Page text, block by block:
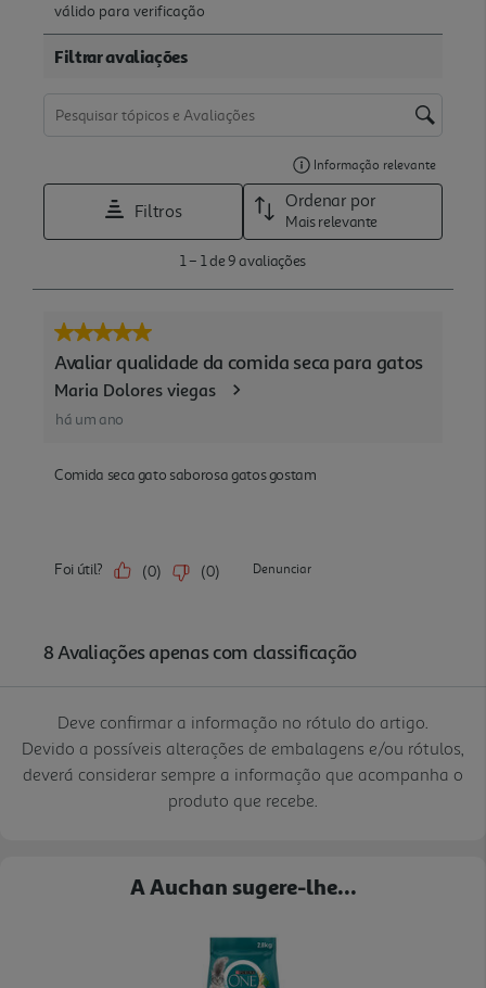
Deve confirmar a informação no rótulo do artigo.
Devido a possíveis alterações de embalagens e/ou rótulos,
deverá considerar sempre a informação que acompanha o
produto que recebe.
A Auchan sugere-lhe...